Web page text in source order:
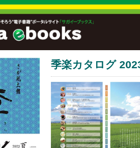
季楽カタログ